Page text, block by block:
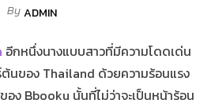
ByADMIN
อีกหนึ่งนางแบบสาวที่มีความโดดเด่น
ต้นของ Thailand ด้วยความร้อนแรง
อง Bbooku นั้นที่ไม่ว่าจะเป็นหน้าร้อน